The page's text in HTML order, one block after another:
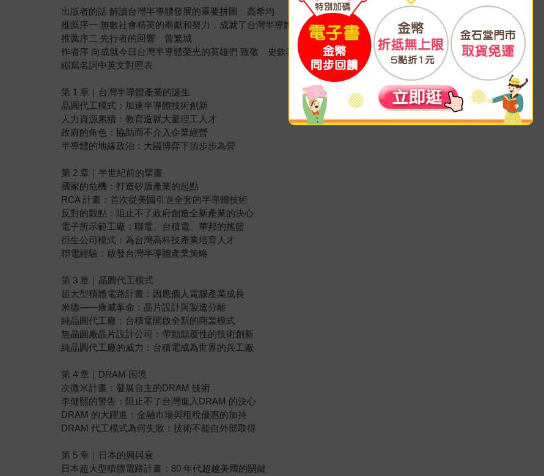
出版者的話 解讀台灣半導體發展的重要拼圖 高希均
推薦序一 無數社會精英的奉獻和努力，成就了台灣半導體事業的發展 孫震
推薦序二 先行者的回響 曾繁城
作者序 向成就今日台灣半導體榮光的英雄們 致敬 史欽泰、陳添枝、吳淑敏
縮寫名詞中英文對照表
第 1 章｜台灣半導體產業的誕生
晶圓代工模式：加速半導體技術創新
人力資源累積：教育造就大量理工人才
政府的角色：協助而不介入企業經營
半導體的地緣政治：大國博弈下須步步為營
第 2 章｜半世紀前的擘畫
國家的危機：打造矽盾產業的起點
RCA 計畫：首次從美國引進全套的半導體技術
反對的觀點：阻止不了政府創造全新產業的決心
電子所示範工廠：聯電、台積電、華邦的搖籃
衍生公司模式：為台灣高科技產業培育人才
聯電經驗：啟發台灣半導體產業策略
第 3 章｜晶圓代工模式
超大型積體電路計畫：因應個人電腦產業成長
米德——康威革命：晶片設計與製造分離
純晶圓代工廠：台積電開啟全新的商業模式
無晶圓廠晶片設計公司：帶動顛覆性的技術創新
純晶圓代工廠的威力：台積電成為世界的兵工廠
第 4 章｜DRAM 困境
次微米計畫：發展自主的DRAM 技術
李健熙的警告：阻止不了台灣進入DRAM 的決心
DRAM 的大躍進：金融市場與租稅優惠的加持
DRAM 代工模式為何失敗：技術不能自外部取得
第 5 章｜日本的興與衰
日本超大型積體電路計畫：80 年代超越美國的關鍵